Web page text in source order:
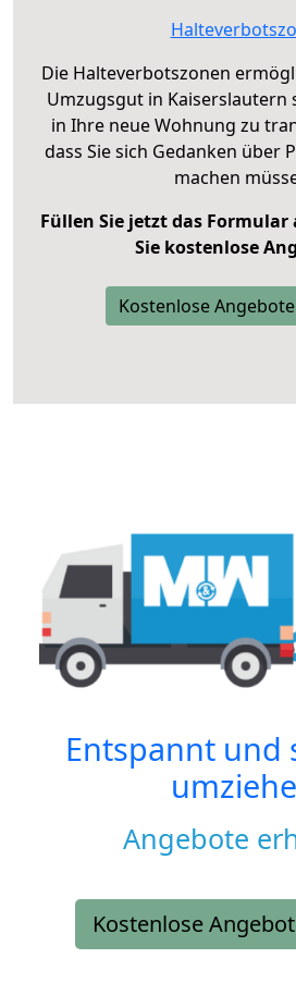
Die Halteverbotszonen
Umzugsgut in Kaiserslautern
in Ihre neue Wohnung zu
dass Sie sich Gedanken über
machen
Füllen Sie jetzt das
Sie kostenlose
Kostenlose
Entspannt und
Angebote
Kostenlose